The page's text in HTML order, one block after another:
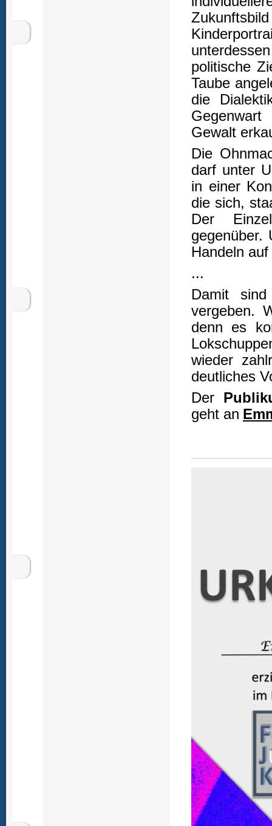
politische
Taube
die
Gewalt
Die
darf unter
in einer
die sich,
Der
gegenüber.
Handeln
...
Damit
vergeben.
denn es
wieder
deutliches
Der
geht an